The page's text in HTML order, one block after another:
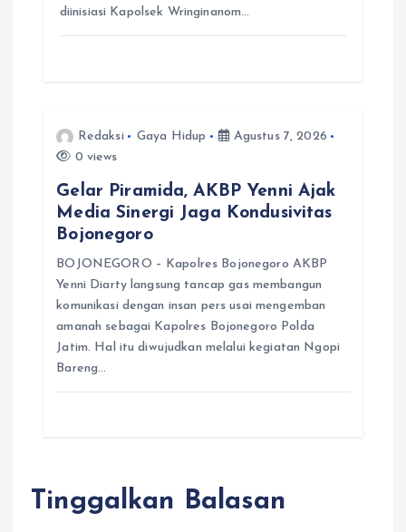
diinisiasi Kapolsek Wringinanom…
Redaksi Gaya Hidup
Agustus 7, 2026
0 views
Gelar Piramida, AKBP Yenni Ajak
Media Sinergi Jaga Kondusivitas
Bojonegoro
BOJONEGORO – Kapolres Bojonegoro AKBP
Yenni Diarty langsung tancap gas membangun
komunikasi dengan insan pers usai mengemban
amanah sebagai Kapolres Bojonegoro Polda
Jatim. Hal itu diwujudkan melalui kegiatan Ngopi
Bareng…
Tinggalkan Balasan